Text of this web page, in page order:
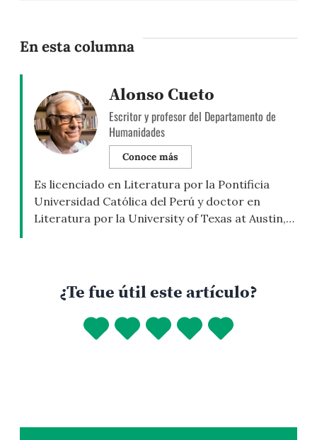
En esta columna
Alonso Cueto
Escritor y profesor del Departamento de
Humanidades
Conoce más
Es licenciado en Literatura por la Pontificia
Universidad Católica del Perú y doctor en
Literatura por la University of Texas at Austin,
Academia Peruana de la Lengua. Es autor de una
decena de […]
¿Te fue útil este artículo?